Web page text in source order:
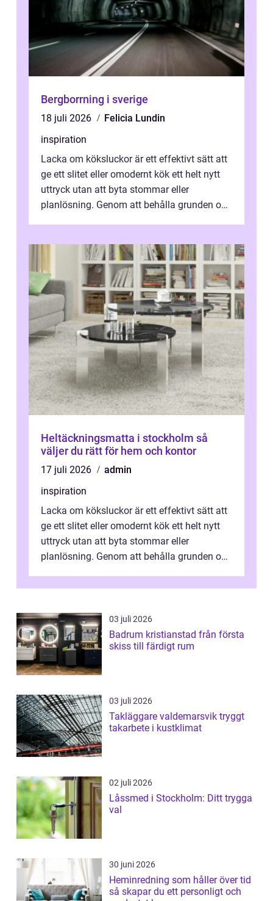
Bergborrning i sverige
18 juli 2026
Felicia Lundin
inspiration
Lacka om köksluckor är ett effektivt sätt att
ge ett slitet eller omodernt kök ett helt nytt
uttryck utan att byta stommar eller
planlösning. Genom att behålla grunden och
Heltäckningsmatta i stockholm så
väljer du rätt för hem och kontor
17 juli 2026
admin
inspiration
Lacka om köksluckor är ett effektivt sätt att
ge ett slitet eller omodernt kök ett helt nytt
uttryck utan att byta stommar eller
planlösning. Genom att behålla grunden och
03 juli 2026
Badrum kristianstad från första
skiss till färdigt rum
03 juli 2026
Takläggare valdemarsvik tryggt
takarbete i kustklimat
02 juli 2026
Låssmed i Stockholm: Ditt trygga
val
30 juni 2026
Heminredning som håller över tid
så skapar du ett personligt och